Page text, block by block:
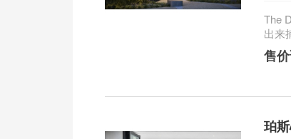
The
出来
售
珀